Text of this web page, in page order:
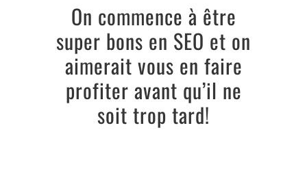
On commence à être
super bons en SEO et on
aimerait vous en faire
profiter avant qu’il ne
soit trop tard!